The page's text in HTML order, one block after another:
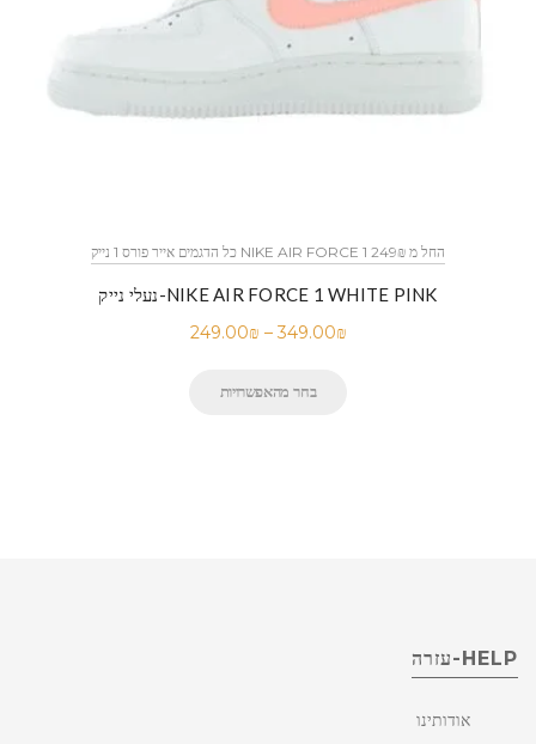
כל הדגמים אייר פורס 1 נייק NIKE AIR FORCE 1 החל מ 249₪
נעלי נייק-NIKE AIR FORCE 1 WHITE PINK
249.00₪ – 349.00₪
בחר מהאפשרויות
HELP-עזרה
אודותינו